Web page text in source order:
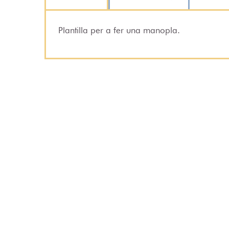
Plantilla per a fer una manopla.